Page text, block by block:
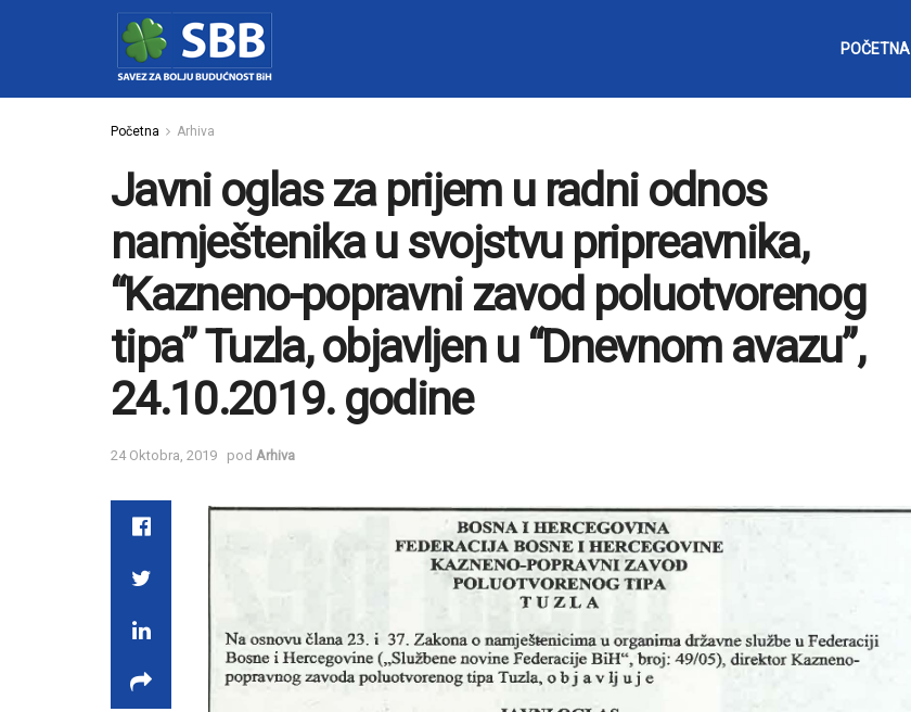
POČETNA
Početna Arhiva
Javni oglas za prijem u radni odnos
namještenika u svojstvu pripreavnika,
“Kazneno-popravni zavod poluotvorenog
tipa” Tuzla, objavljen u “Dnevnom avazu”,
24.10.2019. godine
24 Oktobra, 2019 pod Arhiva